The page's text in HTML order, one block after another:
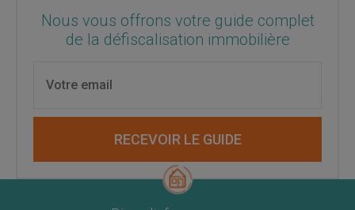
Nous vous offrons votre guide complet
de la défiscalisation immobilière
RECEVOIR LE GUIDE